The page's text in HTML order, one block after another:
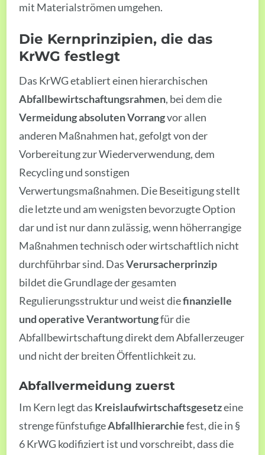
mit Materialströmen umgehen.
Die Kernprinzipien, die das
KrWG festlegt
Das KrWG etabliert einen hierarchischen
Abfallbewirtschaftungsrahmen, bei dem die
Vermeidung absoluten Vorrangvor allen
anderen Maßnahmen hat, gefolgt von der
Vorbereitung zur Wiederverwendung, dem
Recycling und sonstigen
Verwertungsmaßnahmen. Die Beseitigung stellt
die letzte und am wenigsten bevorzugte Option
dar und ist nur dann zulässig, wenn höherrangige
Maßnahmen technisch oder wirtschaftlich nicht
durchführbar sind. DasVerursacherprinzip
bildet die Grundlage der gesamten
Regulierungsstruktur und weist diefinanzielle
und operative Verantwortungfür die
Abfallbewirtschaftung direkt dem Abfallerzeuger
und nicht der breiten Öffentlichkeit zu.
Abfallvermeidung zuerst
Im Kern legt das Kreislaufwirtschaftsgesetzeine
strenge fünfstufigeAbfallhierarchiefest, die in §
6 KrWG kodifiziert ist und vorschreibt, dass die